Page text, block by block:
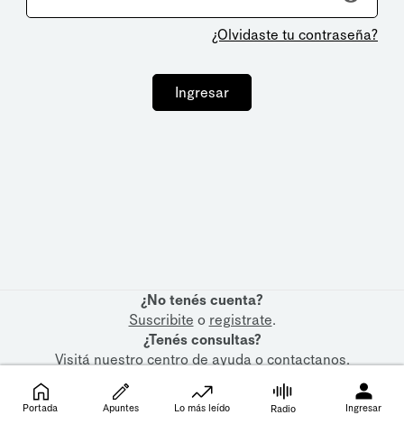
¿Olvidaste tu contraseña?
Ingresar
¿No tenés cuenta?
Suscribite o registrate.
¿Tenés consultas?
Visitá nuestrocentro de ayudaocontactanos.
Portada Apuntes Lo más leído Radio Ingresar